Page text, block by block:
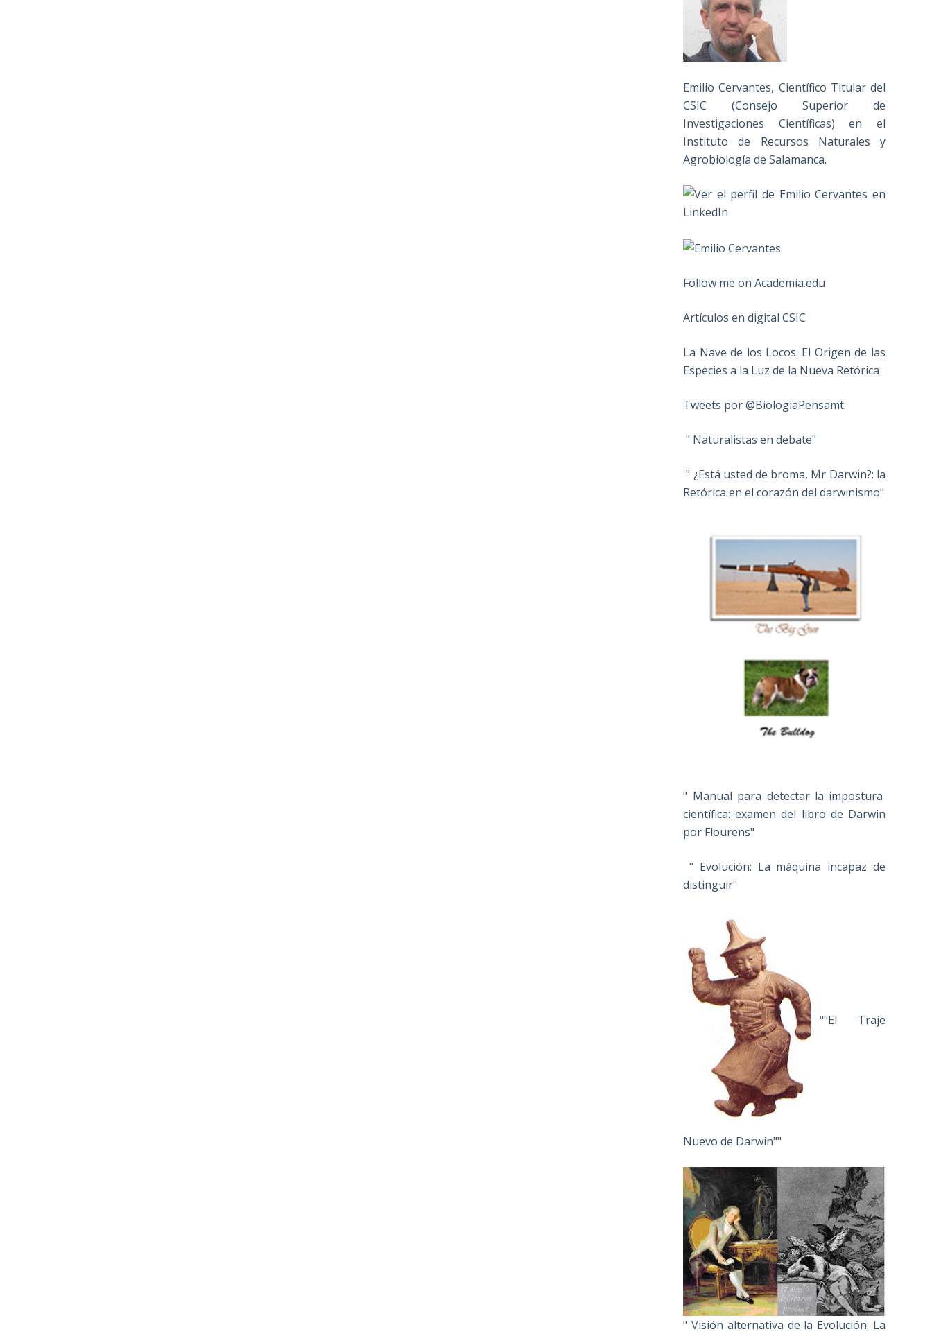
Emilio Cervantes, Científico Titular del
CSIC (Consejo Superior de
Investigaciones Científicas) en el
Instituto de Recursos Naturales y
Agrobiología de Salamanca.
Follow me on Academia.edu
Artículos en digital CSIC
La Nave de los Locos. El Origen de las
Especies a la Luz de la Nueva Retórica
Tweets por @BiologiaPensamt.
" Naturalistas en debate"
" ¿Está usted de broma, Mr Darwin?: la
Retórica en el corazón del darwinismo"
" Manual para detectar la impostura
científica: examen del libro de Darwin
por Flourens"
" Evolución: La máquina incapaz de
distinguir"
""El Traje
Nuevo de Darwin""
" Visión alternativa de la Evolución: La